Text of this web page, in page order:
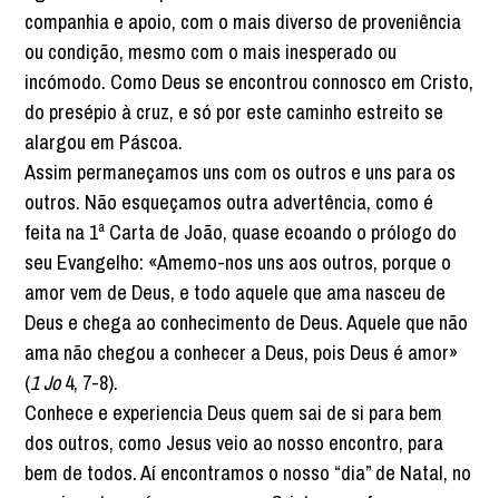
companhia e apoio, com o mais diverso de proveniência
ou condição, mesmo com o mais inesperado ou
incómodo. Como Deus se encontrou connosco em Cristo,
do presépio à cruz, e só por este caminho estreito se
alargou em Páscoa.
Assim permaneçamos uns com os outros e uns para os
outros. Não esqueçamos outra advertência, como é
feita na 1ª Carta de João, quase ecoando o prólogo do
seu Evangelho: «Amemo-nos uns aos outros, porque o
amor vem de Deus, e todo aquele que ama nasceu de
Deus e chega ao conhecimento de Deus. Aquele que não
ama não chegou a conhecer a Deus, pois Deus é amor»
(1 Jo4, 7-8).
Conhece e experiencia Deus quem sai de si para bem
dos outros, como Jesus veio ao nosso encontro, para
bem de todos. Aí encontramos o nosso “dia” de Natal, no